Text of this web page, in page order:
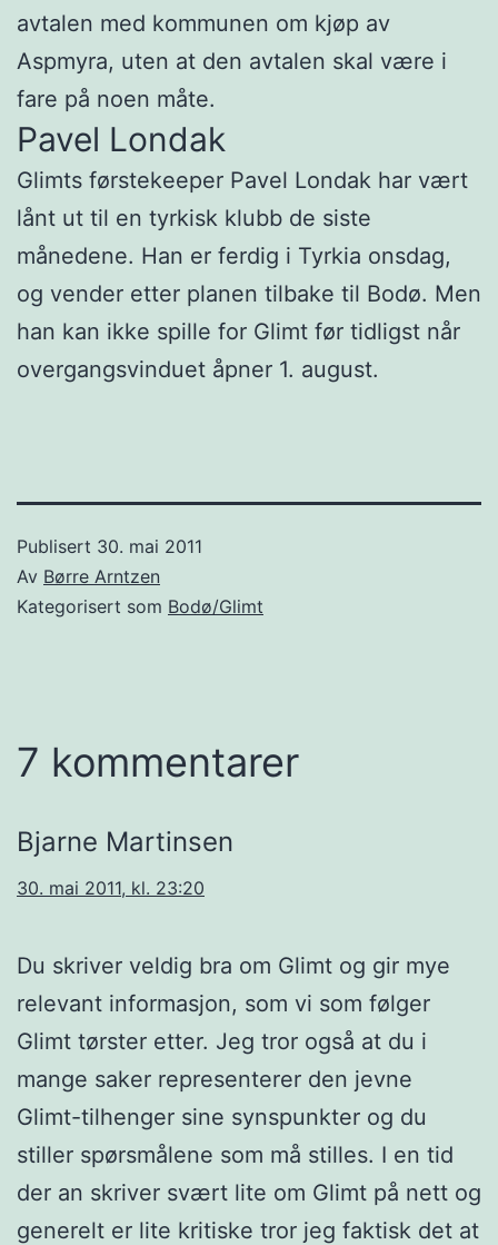
avtalen med kommunen om kjøp av
Aspmyra, uten at den avtalen skal være i
fare på noen måte.
Pavel Londak
Glimts førstekeeper Pavel Londak har vært
lånt ut til en tyrkisk klubb de siste
månedene. Han er ferdig i Tyrkia onsdag,
og vender etter planen tilbake til Bodø. Men
han kan ikke spille for Glimt før tidligst når
overgangsvinduet åpner 1. august.
Publisert 30. mai 2011
Av Børre Arntzen
Kategorisert som Bodø/Glimt
7 kommentarer
Bjarne Martinsen
30. mai 2011, kl. 23:20
Du skriver veldig bra om Glimt og gir mye
relevant informasjon, som vi som følger
Glimt tørster etter. Jeg tror også at du i
mange saker representerer den jevne
Glimt-tilhenger sine synspunkter og du
stiller spørsmålene som må stilles. I en tid
der an skriver svært lite om Glimt på nett og
generelt er lite kritiske tror jeg faktisk det at